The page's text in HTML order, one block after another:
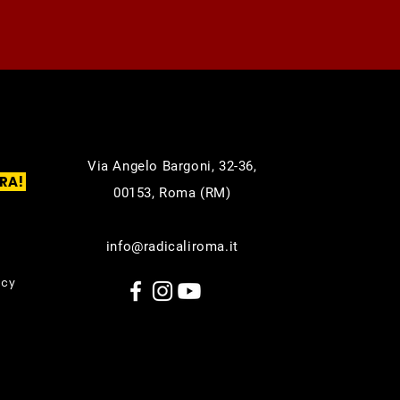
Via Angelo Bargoni, 32-36,
00153, Roma (RM)
info@radicaliroma.it